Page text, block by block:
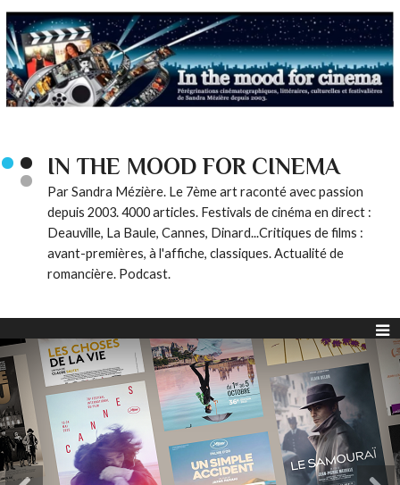
IN THE MOOD FOR CINEMA
Par Sandra Mézière. Le 7ème art raconté avec passion
depuis 2003. 4000 articles. Festivals de cinéma en direct :
Deauville, La Baule, Cannes, Dinard...Critiques de films :
avant-premières, à l'affiche, classiques. Actualité de
romancière. Podcast.